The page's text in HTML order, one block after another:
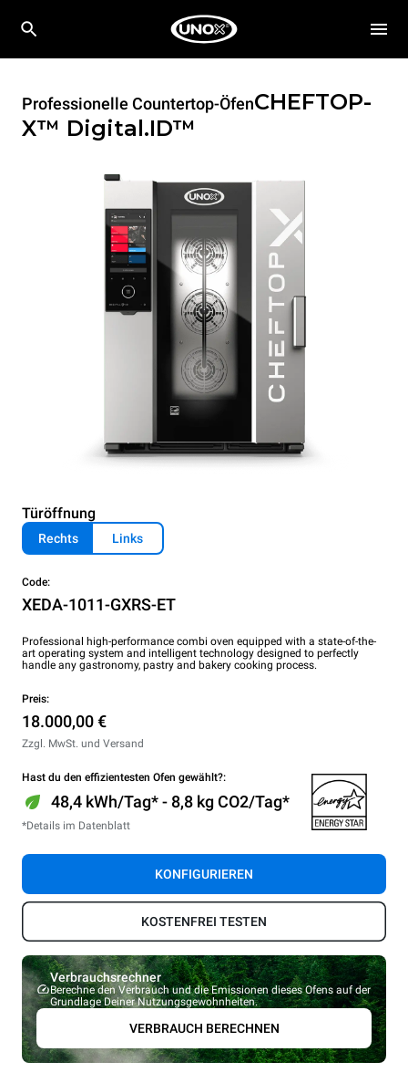
Professionelle Countertop-ÖfenCHEFTOP-
X™ Digital.ID™
Türöffnung
Rechts Links
Code:
XEDA-1011-GXRS-ET
Professional high-performance combi oven equipped with a state-of-the-
art operating system and intelligent technology designed to perfectly
handle any gastronomy, pastry and bakery cooking process.
Preis:
18.000,00 €
Zzgl. MwSt. und Versand
Hast du den effizientesten Ofen gewählt?:
48,4 kWh/Tag* - 8,8 kg CO2/Tag*
*Details im Datenblatt
KONFIGURIEREN
KOSTENFREI TESTEN
Verbrauchsrechner
Berechne den Verbrauch und die Emissionen dieses Ofens auf der
Grundlage Deiner Nutzungsgewohnheiten.
VERBRAUCH BERECHNEN